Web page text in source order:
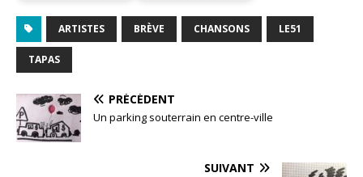
ARTISTES BRÈVE CHANSONS LE51
TAPAS
PRÉCÉDENT
Un parking souterrain en centre-ville
SUIVANT